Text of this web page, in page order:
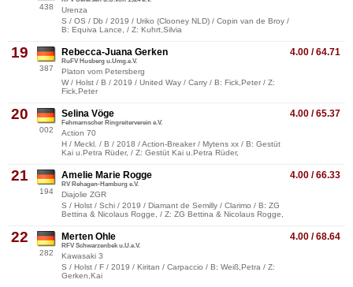
438
Urenza
S / OS / Db / 2019 / Uriko (Clooney NLD) / Copin van de Broy /
B: Equiva Lance, / Z: Kuhrt,Silvia
19
387
4.00 / 64.71
Rebecca-Juana Gerken
RuFV Husberg u.Umg.e.V.
Platon vom Petersberg
W / Holst / B / 2019 / United Way / Carry / B: Fick,Peter / Z:
Fick,Peter
20
002
4.00 / 65.37
Selina Vöge
Fehmarnscher Ringreiterverein e.V.
Action 70
H / Meckl. / B / 2018 / Action-Breaker / Mytens xx / B: Gestüt
Kai u.Petra Rüder, / Z: Gestüt Kai u.Petra Rüder,
21
194
4.00 / 66.33
Amelie Marie Rogge
RV Rehagen-Hamburg e.V.
Diajolie ZGR
S / Holst / Schi / 2019 / Diamant de Semilly / Clarimo / B: ZG
Bettina & Nicolaus Rogge, / Z: ZG Bettina & Nicolaus Rogge,
22
282
4.00 / 68.64
Merten Ohle
RFV Schwarzenbek u.U.e.V.
Kawasaki 3
S / Holst / F / 2019 / Kiritan / Carpaccio / B: Weiß,Petra / Z:
Gerken,Kai